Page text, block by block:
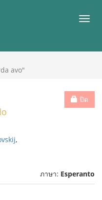
เมนู
avo"
ปิด
,
ภาษา: Esperanto